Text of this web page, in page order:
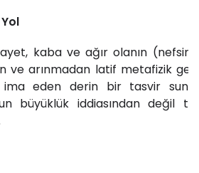
kaba ve ağır olanın
ve arınmadan latif metafizik
ima eden derin bir tasvir
büyüklük iddiasından değil